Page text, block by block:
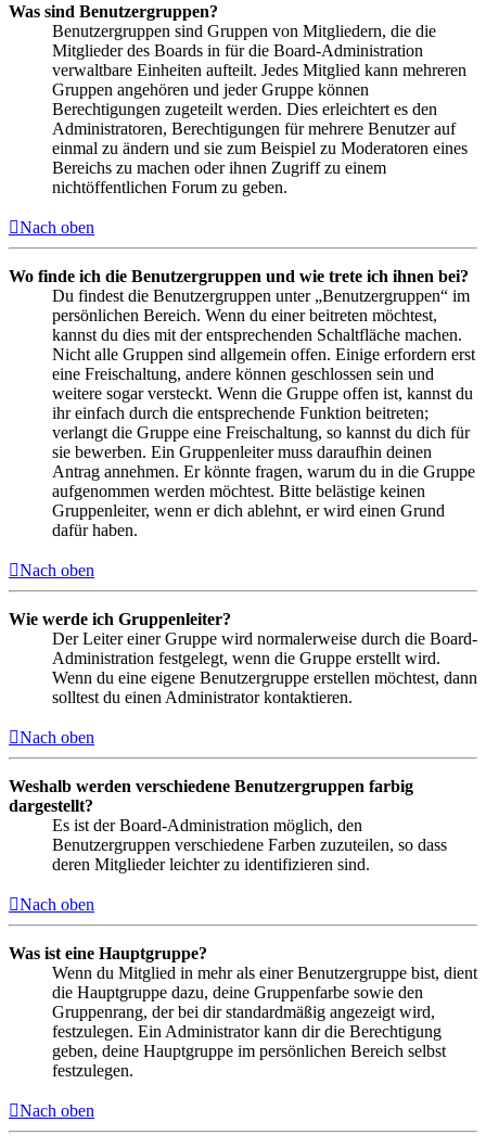
Was sind Benutzergruppen?
Benutzergruppen sind Gruppen von Mitgliedern, die die
Mitglieder des Boards in für die Board-Administration
verwaltbare Einheiten aufteilt. Jedes Mitglied kann mehreren
Gruppen angehören und jeder Gruppe können
Berechtigungen zugeteilt werden. Dies erleichtert es den
Administratoren, Berechtigungen für mehrere Benutzer auf
einmal zu ändern und sie zum Beispiel zu Moderatoren eines
Bereichs zu machen oder ihnen Zugriff zu einem
nichtöffentlichen Forum zu geben.
Nach oben
Wo finde ich die Benutzergruppen und wie trete ich ihnen bei?
Du findest die Benutzergruppen unter „Benutzergruppen“ im
persönlichen Bereich. Wenn du einer beitreten möchtest,
kannst du dies mit der entsprechenden Schaltfläche machen.
Nicht alle Gruppen sind allgemein offen. Einige erfordern erst
eine Freischaltung, andere können geschlossen sein und
weitere sogar versteckt. Wenn die Gruppe offen ist, kannst du
ihr einfach durch die entsprechende Funktion beitreten;
verlangt die Gruppe eine Freischaltung, so kannst du dich für
sie bewerben. Ein Gruppenleiter muss daraufhin deinen
Antrag annehmen. Er könnte fragen, warum du in die Gruppe
aufgenommen werden möchtest. Bitte belästige keinen
Gruppenleiter, wenn er dich ablehnt, er wird einen Grund
dafür haben.
Nach oben
Wie werde ich Gruppenleiter?
Der Leiter einer Gruppe wird normalerweise durch die Board-
Administration festgelegt, wenn die Gruppe erstellt wird.
Wenn du eine eigene Benutzergruppe erstellen möchtest, dann
solltest du einen Administrator kontaktieren.
Nach oben
Weshalb werden verschiedene Benutzergruppen farbig
dargestellt?
Es ist der Board-Administration möglich, den
Benutzergruppen verschiedene Farben zuzuteilen, so dass
deren Mitglieder leichter zu identifizieren sind.
Nach oben
Was ist eine Hauptgruppe?
Wenn du Mitglied in mehr als einer Benutzergruppe bist, dient
die Hauptgruppe dazu, deine Gruppenfarbe sowie den
Gruppenrang, der bei dir standardmäßig angezeigt wird,
festzulegen. Ein Administrator kann dir die Berechtigung
geben, deine Hauptgruppe im persönlichen Bereich selbst
festzulegen.
Nach oben